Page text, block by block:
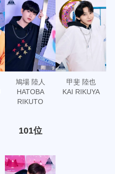
鳩場 陸人
HATOBA
RIKUTO
甲斐 陸也
KAI RIKUYA
101位